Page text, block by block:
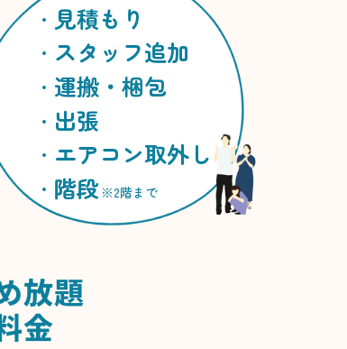
見積もり
スタッフ追加
運搬・梱包
出張
エアコン取外し
階段 ※2階まで
放題
金